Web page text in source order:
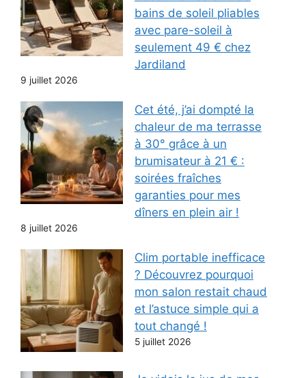
bains de soleil pliables
avec pare-soleil à
seulement 49 € chez
Jardiland
9 juillet 2026
Cet été, j’ai dompté la
chaleur de ma terrasse
à 30° grâce à un
brumisateur à 21 € :
soirées fraîches
garanties pour mes
dîners en plein air !
8 juillet 2026
Clim portable inefficace
? Découvrez pourquoi
mon salon restait chaud
et l’astuce simple qui a
tout changé !
5 juillet 2026